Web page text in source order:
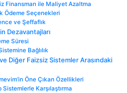
Finansman ile Maliyet Azaltma
Ödeme Seçenekleri
ve Şeffaflık
Dezavantajları
Süresi
Bağlılık
ve Diğer Faizsiz Sistemler Arasındaki
Öne Çıkan Özellikleri
Sistemlerle Karşılaştırma